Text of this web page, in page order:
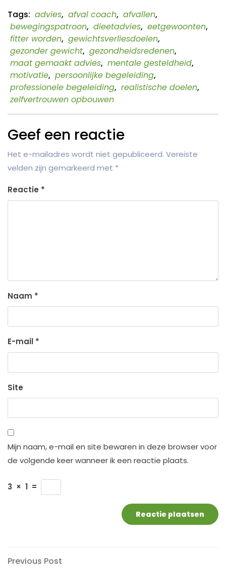
Tags: advies, afval coach, afvallen,
bewegingspatroon, dieetadvies, eetgewoonten,
fitter worden, gewichtsverliesdoelen,
gezonder gewicht, gezondheidsredenen,
maat gemaakt advies, mentale gesteldheid,
motivatie, persoonlijke begeleiding,
professionele begeleiding, realistische doelen,
zelfvertrouwen opbouwen
Geef een reactie
Het e-mailadres wordt niet gepubliceerd. Vereiste
velden zijn gemarkeerd met *
Reactie *
Naam *
E-mail *
Site
Mijn naam, e-mail en site bewaren in deze browser voor
de volgende keer wanneer ik een reactie plaats.
3 × 1 =
Berichtnavigatie
Previous
Previous Post